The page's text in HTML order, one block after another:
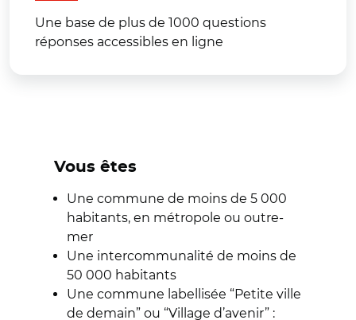
Une base de plus de 1000 questions
réponses accessibles en ligne
Vous êtes
Une commune de moins de 5 000
habitants, en métropole ou outre-
mer
Une intercommunalité de moins de
50 000 habitants
Une commune labellisée “Petite ville
de demain” ou “Village d’avenir” :